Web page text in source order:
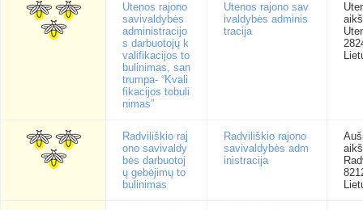
Utenos rajono
savivaldybės
administracijo
s darbuotojų k
valifikacijos to
bulinimas, san
trumpa- “Kvali
fikacijos tobuli
nimas”
Utenos rajono sav
ivaldybės adminis
tracija
Radviliškio raj
ono savivaldy
bės darbuotoj
ų gebėjimų to
bulinimas
Radviliškio rajono
savivaldybės adm
inistracija